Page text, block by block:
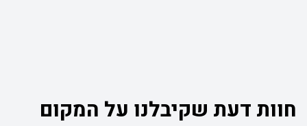
חוות דעת שקיבלנו על המקום